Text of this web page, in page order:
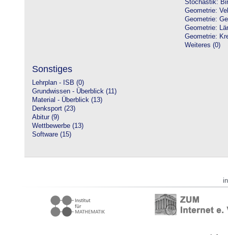
Stochastik:
Geometrie:
Geometrie:
Geometrie:
Geometrie:
Weiteres (0)
Sonstiges
Lehrplan - ISB (0)
Grundwissen - Überblick (11)
Material - Überblick (13)
Denksport (23)
Abitur (9)
Wettbewerbe (13)
Software (15)